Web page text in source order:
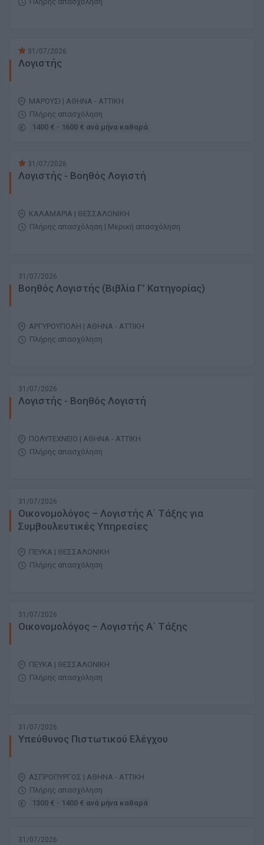
31/07/2026
Λογιστής
ΜΑΡΟΥΣΙ | ΑΘΗΝΑ - ΑΤΤΙΚΗ
Πλήρης απασχόληση
1400 € - 1600 € ανά μήνα καθαρά
31/07/2026
Λογιστής - Βοηθός Λογιστή
ΚΑΛΑΜΑΡΙΑ | ΘΕΣΣΑΛΟΝΙΚΗ
Πλήρης απασχόληση | Μερική απασχόληση
31/07/2026
Βοηθός Λογιστής (Βιβλία Γ’ Κατηγορίας)
ΑΡΓΥΡΟΥΠΟΛΗ | ΑΘΗΝΑ - ΑΤΤΙΚΗ
Πλήρης απασχόληση
31/07/2026
Λογιστής - Βοηθός Λογιστή
ΠΟΛΥΤΕΧΝΕΙΟ | ΑΘΗΝΑ - ΑΤΤΙΚΗ
Πλήρης απασχόληση
31/07/2026
Οικονομολόγος – Λογιστής Α΄ Τάξης για
Συμβουλευτικές Υπηρεσίες
ΠΕΥΚΑ | ΘΕΣΣΑΛΟΝΙΚΗ
Πλήρης απασχόληση
31/07/2026
Οικονομολόγος – Λογιστής Α΄ Τάξης
ΠΕΥΚΑ | ΘΕΣΣΑΛΟΝΙΚΗ
Πλήρης απασχόληση
31/07/2026
Υπεύθυνος Πιστωτικού Ελέγχου
ΑΣΠΡΟΠΥΡΓΟΣ | ΑΘΗΝΑ - ΑΤΤΙΚΗ
Πλήρης απασχόληση
1300 € - 1400 € ανά μήνα καθαρά
31/07/2026